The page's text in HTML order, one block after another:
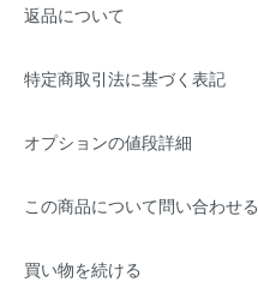
返品について
特定商取引法に基づく表記
オプションの値段詳細
この商品について問い合わせる
買い物を続ける